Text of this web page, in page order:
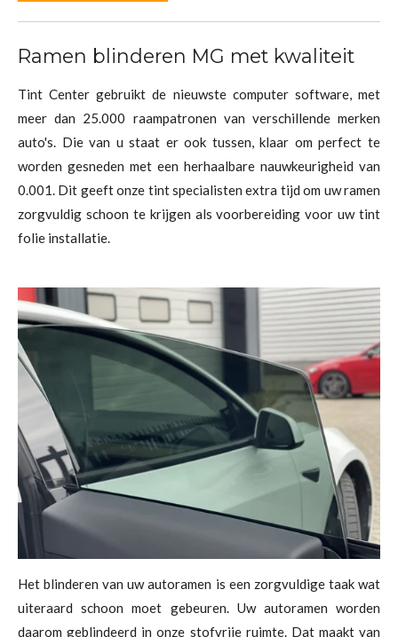
Ramen blinderen MG met kwaliteit
Tint Center gebruikt de nieuwste computer software, met
meer dan 25.000 raampatronen van verschillende merken
auto's. Die van u staat er ook tussen, klaar om perfect te
worden gesneden met een herhaalbare nauwkeurigheid van
0.001. Dit geeft onze tint specialisten extra tijd om uw ramen
zorgvuldig schoon te krijgen als voorbereiding voor uw tint
folie installatie.
Het blinderen van uw autoramen is een zorgvuldige taak wat
uiteraard schoon moet gebeuren. Uw autoramen worden
daarom geblindeerd in onze stofvrije ruimte. Dat maakt van